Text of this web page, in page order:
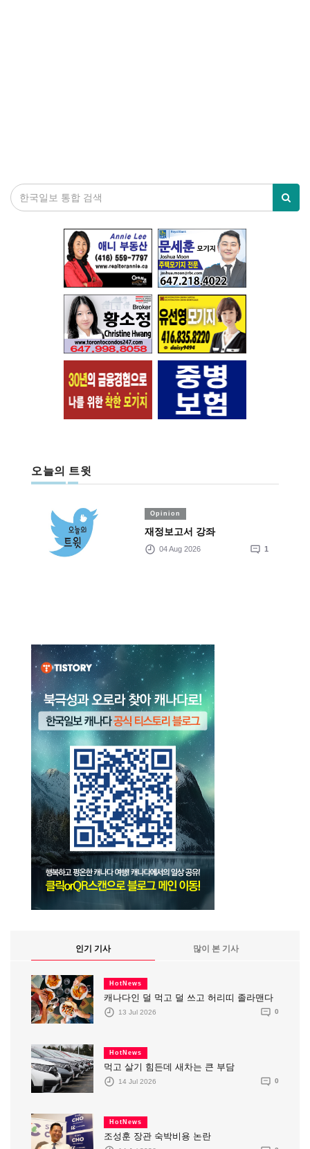
오늘의 트윗
Opinion
재정보고서 강좌
04 Aug 2026 1
인기 기사 많이 본 기사
HotNews
캐나다인 덜 먹고 덜 쓰고 허리띠 졸라맨다
13 Jul 2026 0
HotNews
먹고 살기 힘든데 새차는 큰 부담
14 Jul 2026 0
HotNews
조성훈 장관 숙박비용 논란